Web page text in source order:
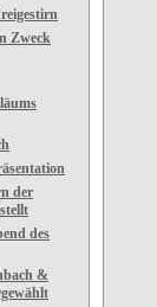
Zweck
der
des
&